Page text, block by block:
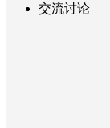
交流讨论